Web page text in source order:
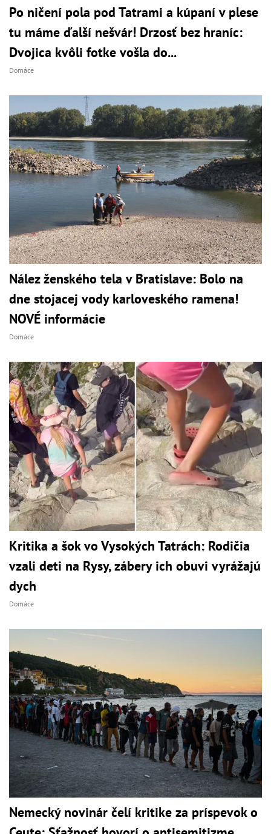
Po ničení pola pod Tatrami a kúpaní v plese
tu máme ďalší nešvár! Drzosť bez hraníc:
Dvojica kvôli fotke vošla do...
Domáce
Nález ženského tela v Bratislave: Bolo na
dne stojacej vody karloveského ramena!
NOVÉ informácie
Domáce
Kritika a šok vo Vysokých Tatrách: Rodičia
vzali deti na Rysy, zábery ich obuvi vyrážajú
dych
Domáce
Nemecký novinár čelí kritike za príspevok o